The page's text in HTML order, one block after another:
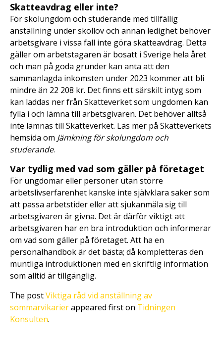
Skatteavdrag eller inte?
För skolungdom och studerande med tillfällig
anställning under skollov och annan ledighet behöver
arbetsgivare i vissa fall inte göra skatteavdrag. Detta
gäller om arbetstagaren är bosatt i Sverige hela året
och man på goda grunder kan anta att den
sammanlagda inkomsten under 2023 kommer att bli
mindre än 22 208 kr. Det finns ett särskilt intyg som
kan laddas ner från Skatteverket som ungdomen kan
fylla i och lämna till arbetsgivaren. Det behöver alltså
inte lämnas till Skatteverket. Läs mer på Skatteverkets
hemsida om Jämkning för skolungdom och
studerande.
Var tydlig med vad som gäller på företaget
För ungdomar eller personer utan större
arbetslivserfarenhet kanske inte självklara saker som
att passa arbetstider eller att sjukanmäla sig till
arbetsgivaren är givna. Det är därför viktigt att
arbetsgivaren har en bra introduktion och informerar
om vad som gäller på företaget. Att ha en
personalhandbok är det bästa; då kompletteras den
muntliga introduktionen med en skriftlig information
som alltid är tillgänglig.
The postViktiga råd vid anställning av
sommarvikarierappeared first on Tidningen
Konsulten.